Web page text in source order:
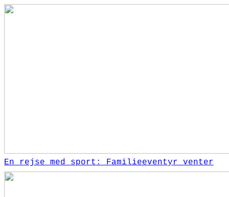
En rejse med sport: Familieeventyr venter